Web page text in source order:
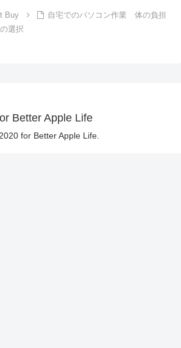
Buy
自宅でのパソコン作業 体の負担
選択
Better Apple Life
for Better Apple Life.